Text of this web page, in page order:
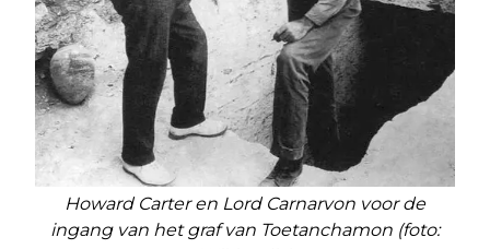
Howard Carter en Lord Carnarvon voor de
ingang van het graf van Toetanchamon (foto: